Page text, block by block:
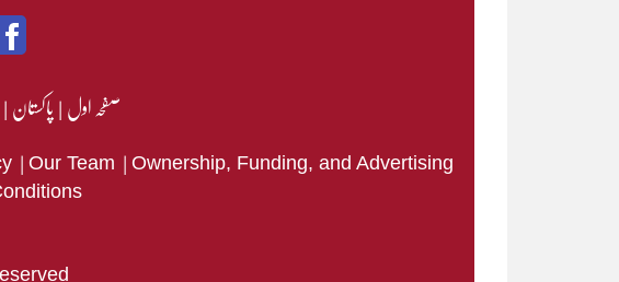
صفحہ اول|پاکستان|
| Our Team | Ownership, Funding, and Advertising